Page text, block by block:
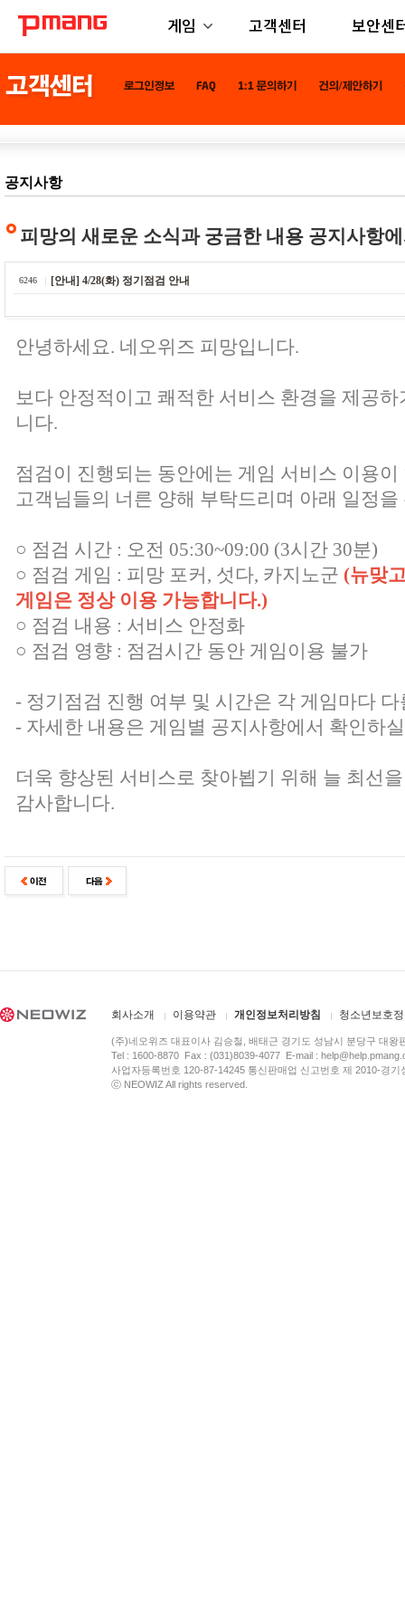
게임 고객센터 보안센
공지사항
피망의 새로운 소식과 궁금한 내용 공지사항
6246 [안내] 4/28(화) 정기점검 안내
안녕하세요. 네오위즈 피망입니다.
보다 안정적이고 쾌적한 서비스 환경을 제공
니다.
점검이 진행되는 동안에는 게임 서비스 이용
고객님들의 너른 양해 부탁드리며 아래 일정
○ 점검 시간 : 오전 05:30~09:00 (3시간 30분)
○ 점검 게임 : 피망 포커, 섯다, 카지노군 (뉴맞
게임은 정상 이용 가능합니다.)
○ 점검 내용 : 서비스 안정화
○ 점검 영향 : 점검시간 동안 게임이용 불가
- 정기점검 진행 여부 및 시간은 각 게임마다
- 자세한 내용은 게임별 공지사항에서 확인하
더욱 향상된 서비스로 찾아뵙기 위해 늘 최선
감사합니다.
회사소개 이용약관 개인정보처리방침 청소년보호
(주)네오위즈 대표이사 김승철, 배태근 경기도 성남시 분당구 대왕
Tel : 1600-8870 Fax : (031)8039-4077 E-mail :
사업자등록번호 120-87-14245 통신판매업 신고번호 제 2010-경
ⓒ NEOWIZ All rights reserved.